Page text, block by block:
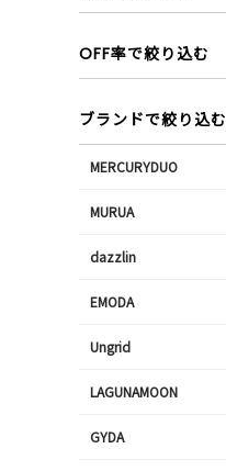
OFF率で絞り込む
ブランドで絞り込む
MERCURYDUO
MURUA
dazzlin
EMODA
Ungrid
LAGUNAMOON
GYDA